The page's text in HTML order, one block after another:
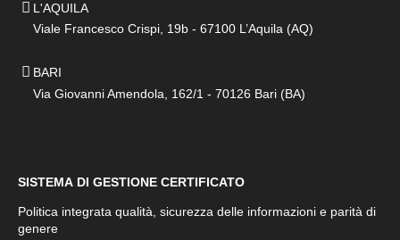
L'AQUILA
Viale Francesco Crispi, 19b - 67100 L’Aquila (AQ)
BARI
Via Giovanni Amendola, 162/1 - 70126 Bari (BA)
SISTEMA DI GESTIONE CERTIFICATO
Politica integrata qualità, sicurezza delle informazioni e parità di
genere